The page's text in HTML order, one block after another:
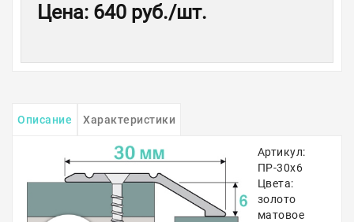
Цена: 640 руб./шт.
Описание Характеристики
Артикул:
ПР-30х6
Цвета:
золото
матовое